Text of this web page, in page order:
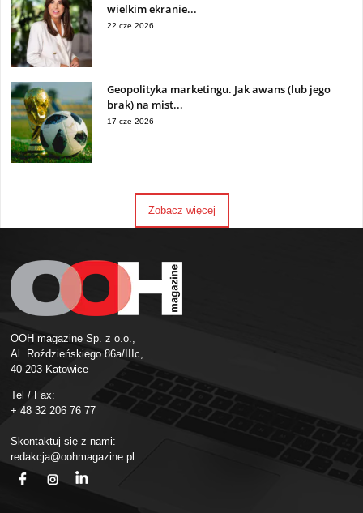
wielkim ekranie...
22 cze 2026
Geopolityka marketingu. Jak awans (lub jego
brak) na mist...
17 cze 2026
Zobacz więcej
OOH magazine Sp. z o.o.,
Al. Roździeńskiego 86a/IIIc,
40-203 Katowice
Tel / Fax:
+ 48 32 206 76 77
Skontaktuj się z nami:
redakcja@oohmagazine.pl